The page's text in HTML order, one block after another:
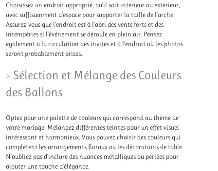
Choisissez un endroit approprié, qu’il soit intérieur ou extérieur,
avec suffisamment d’espace pour supporter la taille de l’arche.
Assurez-vous que l’endroit est à l’abri des vents forts et des
intempéries si l’événement se déroule en plein air. Pensez
également à la circulation des invités et à l’endroit où les photos
seront probablement prises.
Sélection et Mélange des Couleurs
des Ballons
Optez pour une palette de couleurs qui correspond au thème de
votre mariage. Mélangez différentes teintes pour un effet visuel
intéressant et harmonieux. Vous pouvez choisir des couleurs qui
complètent les arrangements floraux ou les décorations de table.
N’oubliez pas d’inclure des nuances métalliques ou perlées pour
ajouter une touche d’élégance.